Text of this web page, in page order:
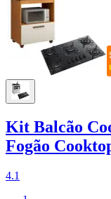
Kit Balcão
Fogão
4.1